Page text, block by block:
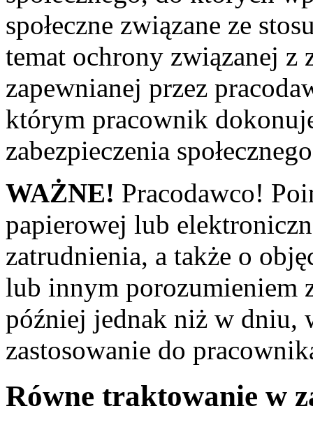
społeczne związane ze
temat ochrony związanej z
zapewnianej przez
którym pracownik
zabezpieczenia
WAŻNE! Pracodawco!
papierowej lub
zatrudnienia, a także o
lub innym porozumieniem
później jednak niż w dniu,
zastosowanie do
Równe traktowanie w